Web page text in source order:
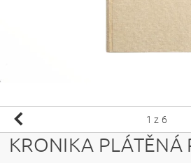
1 z 6
KRONIKA PLÁTĚNÁ